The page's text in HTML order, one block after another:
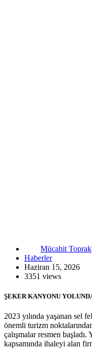
Mücahit Toprak
Haberler
Haziran 15, 2026
3351 views
ŞEKER KANYONU
2023 yılında yaşanan sel
önemli turizm
çalışmalar resmen
kapsamında ihaleyi alan